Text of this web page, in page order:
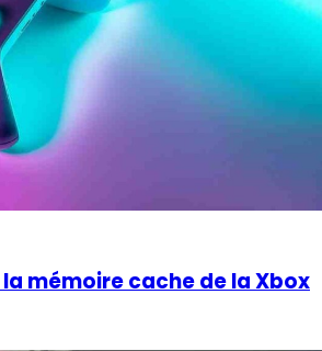
mémoire cache de la Xbox